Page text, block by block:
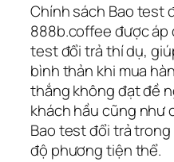
Chính sách Bao test
888b.coffee được áp
test đổi trả thí dụ,
bình thản khi mua
thắng không đạt đề
khách hầu cũng như
Bao test đổi trả
độ phương tiện thể.